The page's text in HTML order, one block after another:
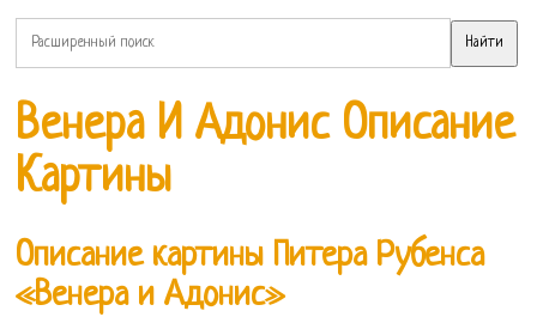
Венера И Адонис Описание
Картины
Описание картины Питера Рубенса
«Венера и Адонис»